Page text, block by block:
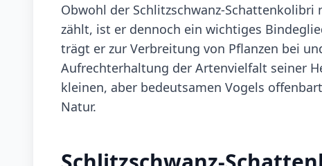
Obwohl der Schlitzschwanz-
zählt, ist er dennoch ein wichtiges
trägt er zur Verbreitung von Pflanzen bei
Aufrechterhaltung der Artenvielfalt seiner
kleinen, aber bedeutsamen Vogels
Natur.